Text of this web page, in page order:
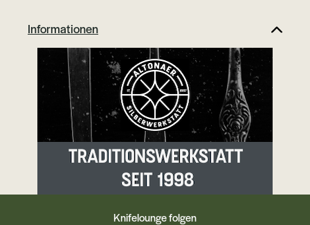
Informationen
Knifelounge folgen